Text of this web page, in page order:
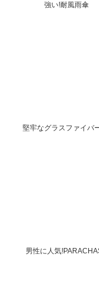
強い!耐風雨傘
堅牢なグラスファイバ
男性に人気